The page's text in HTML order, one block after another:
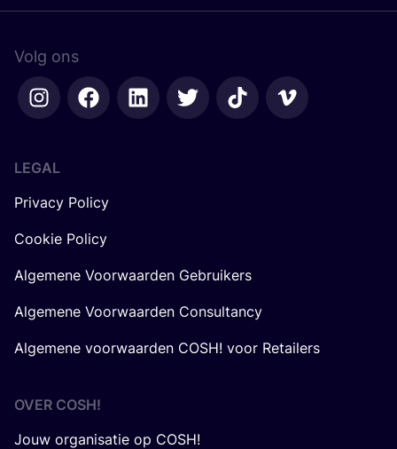
Volg ons
LEGAL
Privacy Policy
Cookie Policy
Algemene Voorwaarden Gebruikers
Algemene Voorwaarden Consultancy
Algemene voorwaarden COSH! voor Retailers
OVER COSH!
Jouw organisatie op COSH!